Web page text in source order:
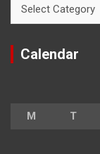
Calendar
M T